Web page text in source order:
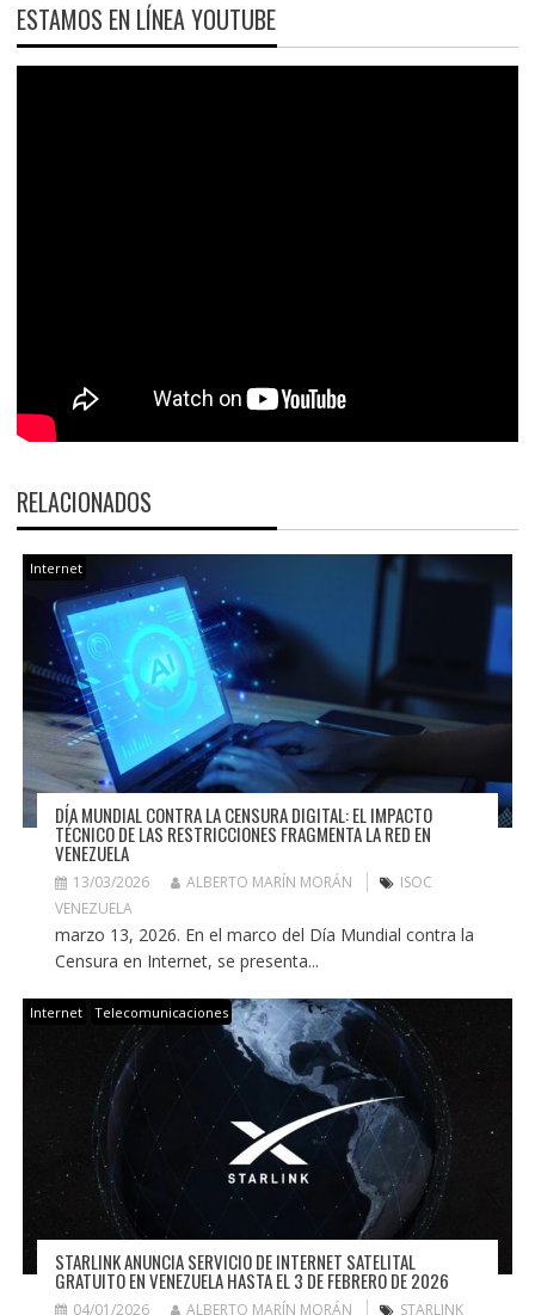
ESTAMOS EN LÍNEA YOUTUBE
RELACIONADOS
Internet
DÍA MUNDIAL CONTRA LA CENSURA DIGITAL: EL IMPACTO
TÉCNICO DE LAS RESTRICCIONES FRAGMENTA LA RED EN
VENEZUELA
13/03/2026 ALBERTO MARÍN MORÁN
ISOC
VENEZUELA
marzo 13, 2026. En el marco del Día Mundial contra la
Censura en Internet, se presenta...
Internet Telecomunicaciones
STARLINK ANUNCIA SERVICIO DE INTERNET SATELITAL
GRATUITO EN VENEZUELA HASTA EL 3 DE FEBRERO DE 2026
04/01/2026 ALBERTO MARÍN MORÁN STARLINK